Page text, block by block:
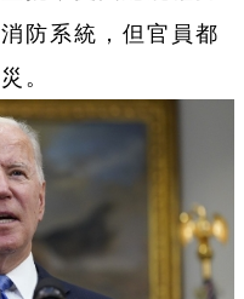
防系統，但官員都
。